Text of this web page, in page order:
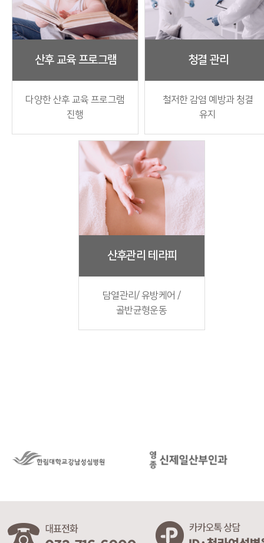
산후 교육 프로그램
다양한 산후 교육 프로그램
진행
청결 관리
철저한 감염 예방과 청결
유지
산후관리 테라피
담열관리/ 유방케어 /
골반균형운동